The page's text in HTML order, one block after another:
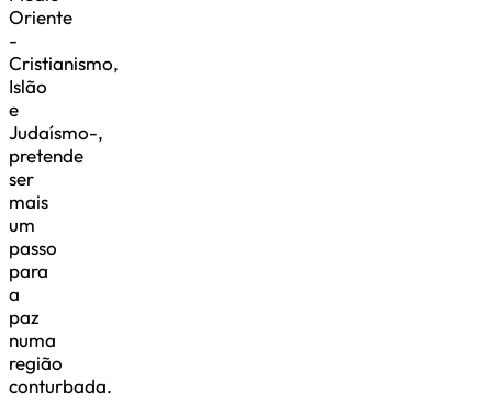
Oriente
-
Cristianismo,
Islão
e
Judaísmo-,
pretende
ser
mais
um
passo
para
a
paz
numa
região
conturbada.